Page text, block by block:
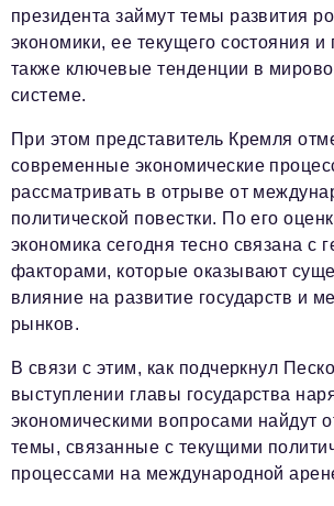
президента займут темы развития
экономики, ее текущего состояния и
также ключевые тенденции в
системе.
При этом представитель Кремля
современные экономические
рассматривать в отрыве от
политической повестки. По его
экономика сегодня тесно связана с
факторами, которые оказывают
влияние на развитие государств и
рынков.
В связи с этим, как подчеркнул
выступлении главы государства
экономическими вопросами найдут
темы, связанные с текущими
процессами на международной